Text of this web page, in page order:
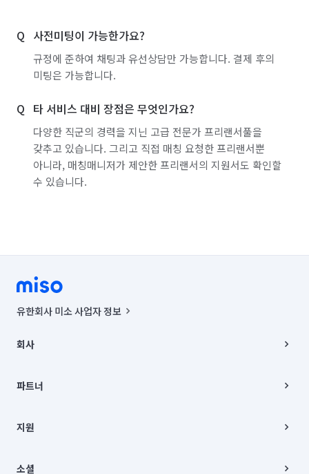
사전미팅이 가능한가요?
규정에 준하여 채팅과 유선상담만 가능합니다. 결제 후의
미팅은 가능합니다.
타 서비스 대비 장점은 무엇인가요?
다양한 직군의 경력을 지닌 고급 전문가 프리랜서풀을
갖추고 있습니다. 그리고 직접 매칭 요청한 프리랜서뿐
아니라, 매칭매니저가 제안한 프리랜서의 지원서도 확인할
수 있습니다.
유한회사 미소 사업자 정보
00019 |
주소 | 본사: 서울특별시 종로구 율곡로 6(중학동, 트윈트리빌딩) B동 5층
컨택센터 : 서울특별시 종로구 수송동 율곡로 24, 7층, 8층 미소
상품, 상품정보, 거래에 관한 의무와 책임은 거래당사자에게 있습니다.
언론 보도 관련 문의:
© 유한회사 미소. Miso, Inc. All Rights Reserved.
회사
채용
파트너
이사
지원
이용약관
소셜